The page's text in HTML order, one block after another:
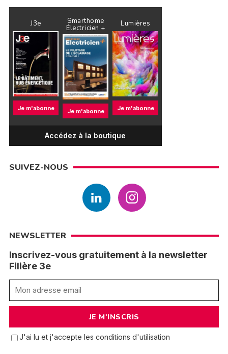
J3e
Je m'abonne
Smarthome
Électricien +
Je m'abonne
Lumières
Je m'abonne
Accédez à la boutique
SUIVEZ-NOUS
NEWSLETTER
Inscrivez-vous gratuitement à la newsletter
Filière 3e
J'ai lu et j'accepte les conditions d'utilisation